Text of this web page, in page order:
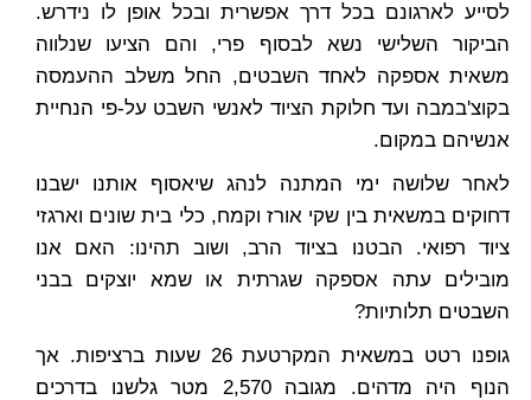
לסייע לארגונם בכל דרך אפשרית ובכל אופן לו נידרש.
הביקור השלישי נשא לבסוף פרי, והם הציעו שנלווה
משאית אספקה לאחד השבטים, החל משלב ההעמסה
בקוצ'במבה ועד חלוקת הציוד לאנשי השבט על-פי הנחיית
אנשיהם במקום.
לאחר שלושה ימי המתנה לנהג שיאסוף אותנו ישבנו
דחוקים במשאית בין שקי אורז וקמח, כלי בית שונים וארגזי
ציוד רפואי. הבטנו בציוד הרב, ושוב תהינו: האם אנו
מובילים עתה אספקה שגרתית או שמא יוצקים בבני
השבטים תלותיות?
גופנו רטט במשאית המקרטעת 26 שעות ברציפות. אך
הנוף היה מדהים. מגובה 2,570 מטר גלשנו בדרכים